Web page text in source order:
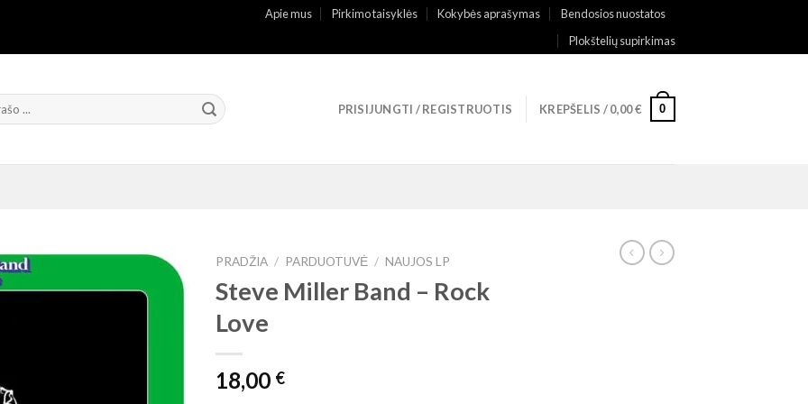
Apie mus Pirkimo taisyklės Kokybės aprašymas
Bendosios nuostatos
Plokštelių supirkimas
PRISIJUNGTI / REGISTRUOTIS KREPŠELIS /0,00€ 0
PRADŽIA / PARDUOTUVĖ / NAUJOS LP
Steve Miller Band – Rock
Love
18,00 €